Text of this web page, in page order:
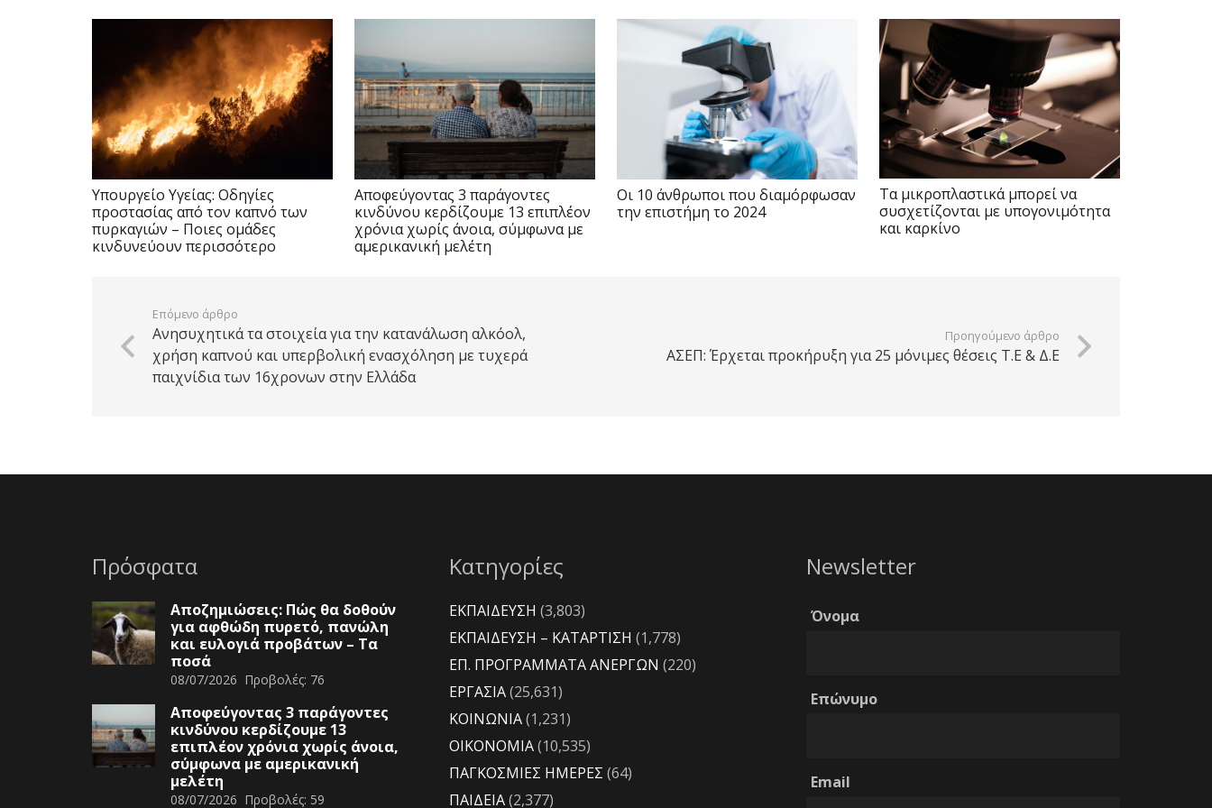
Υπουργείο Υγείας: Οδηγίες
προστασίας από τον καπνό των
πυρκαγιών – Ποιες ομάδες
κινδυνεύουν περισσότερο
Αποφεύγοντας 3 παράγοντες
κινδύνου κερδίζουμε 13 επιπλέον
χρόνια χωρίς άνοια, σύμφωνα με
αμερικανική μελέτη
Οι 10 άνθρωποι που διαμόρφωσαν
την επιστήμη το 2024
Τα μικροπλαστικά μπορεί να
συσχετίζονται με υπογονιμότητα
και καρκίνο
Επόμενο άρθρο
Ανησυχητικά τα στοιχεία για την κατανάλωση αλκόολ,
χρήση καπνού και υπερβολική ενασχόληση με τυχερά
παιχνίδια των 16χρονων στην Ελλάδα
Προηγούμενο άρθρο
ΑΣΕΠ: Έρχεται προκήρυξη για 25 μόνιμες θέσεις Τ.Ε & Δ.Ε
Πρόσφατα
Αποζημιώσεις: Πώς θα δοθούν
για αφθώδη πυρετό, πανώλη
και ευλογιά προβάτων – Τα
ποσά
08/07/2026 Προβολές: 76
Αποφεύγοντας 3 παράγοντες
κινδύνου κερδίζουμε 13
επιπλέον χρόνια χωρίς άνοια,
σύμφωνα με αμερικανική
μελέτη
08/07/2026 Προβολές: 59
Κατηγορίες
ΕΚΠΑΙΔΕΥΣΗ (3,803)
ΕΚΠΑΙΔΕΥΣΗ – ΚΑΤΑΡΤΙΣΗ (1,778)
ΕΠ. ΠΡΟΓΡΑΜΜΑΤΑ ΑΝΕΡΓΩΝ (220)
ΕΡΓΑΣΙΑ(25,631)
ΚΟΙΝΩΝΙΑ(1,231)
ΟΙΚΟΝΟΜΙΑ(10,535)
ΠΑΓΚΟΣΜΙΕΣ ΗΜΕΡΕΣ (64)
ΠΑΙΔΕΙΑ(2,377)
Newsletter
Όνομα
Επώνυμο
Email